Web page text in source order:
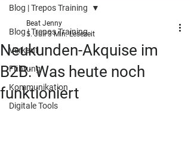
Blog | Trepos Training
Verkauf
Führung
Kommunikation
Digitale Tools
Blog | Trepos Training
Neukunden-Akquise im
B2B: Was heute noch
funktioniert
Beat Jenny
5. Juli 3 Min. Lesezeit